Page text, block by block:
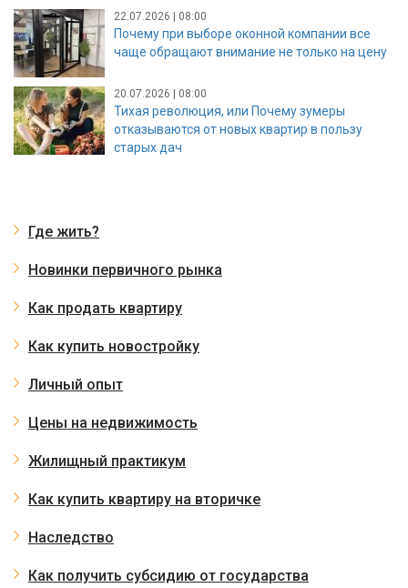
22.07.2026 | 08:00
Почему при выборе оконной компании все
чаще обращают внимание не только на цену
20.07.2026 | 08:00
Тихая революция, или Почему зумеры
отказываются от новых квартир в пользу
старых дач
Где жить?
Новинки первичного рынка
Как продать квартиру
Как купить новостройку
Личный опыт
Цены на недвижимость
Жилищный практикум
Как купить квартиру на вторичке
Наследство
Как получить субсидию от государства